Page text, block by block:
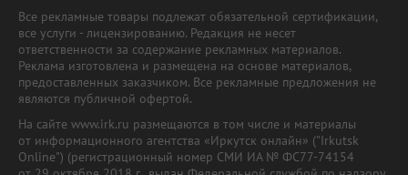
Все рекламные товары подлежат обязательной сертификации,
все услуги - лицензированию. Редакция не несет
ответственности за содержание рекламных материалов.
Реклама изготовлена и размещена на основе материалов,
предоставленных заказчиком. Все рекламные предложения не
являются публичной офертой.
На сайте www.irk.ru размещаются в том числе и материалы
от информационного агентства «Иркутск онлайн» ("Irkutsk
Online") (регистрационный номер СМИ ИА № ФС77-74154